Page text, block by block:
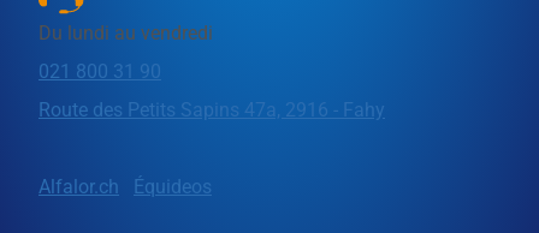
Du lundi au vendredi
021 800 31 90
Route des Petits Sapins 47a, 2916 - Fahy
Alfalor.ch Équideos